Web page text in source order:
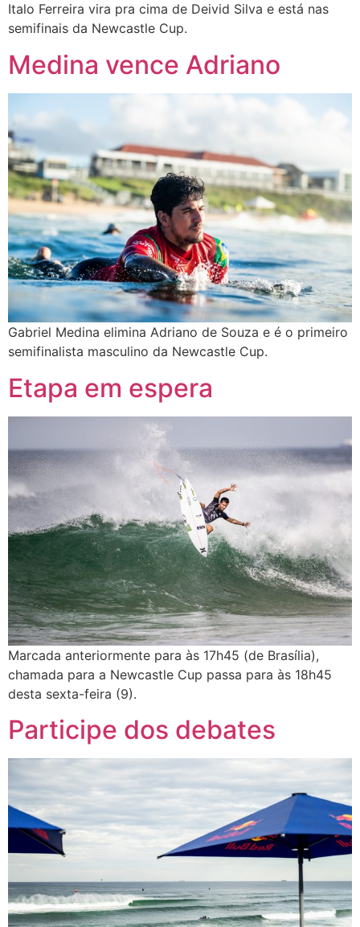
Italo Ferreira vira pra cima de Deivid Silva e está nas
semifinais da Newcastle Cup.
Medina vence Adriano
Gabriel Medina elimina Adriano de Souza e é o primeiro
semifinalista masculino da Newcastle Cup.
Etapa em espera
Marcada anteriormente para às 17h45 (de Brasília),
chamada para a Newcastle Cup passa para às 18h45
desta sexta-feira (9).
Participe dos debates